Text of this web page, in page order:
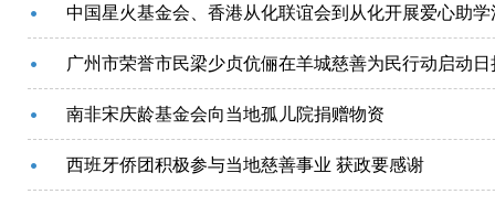
中国星火基金会、香港从化联谊会到从化开展爱心助学
广州市荣誉市民梁少贞伉俪在羊城慈善为民行动启动日
南非宋庆龄基金会向当地孤儿院捐赠物资
西班牙侨团积极参与当地慈善事业 获政要感谢